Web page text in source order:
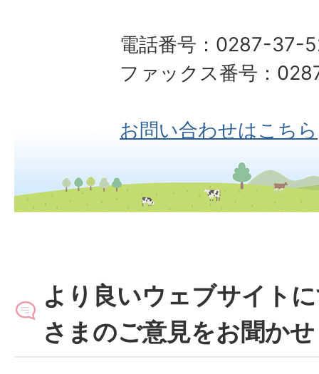
電話番号：0287-37-
ファックス番号：
お問い合わせはこちら
より良いウェブサイト
さまのご意見をお聞か